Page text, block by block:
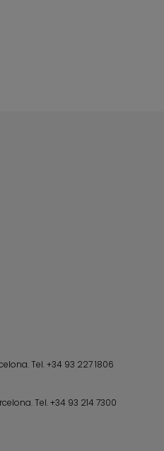
Tel.+34 93 227 1806
Tel.+34 93 214 7300